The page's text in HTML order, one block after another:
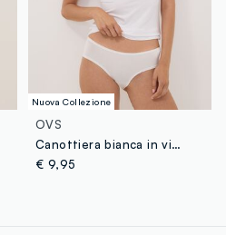
Nuova Collezione
OVS
Canottiera bianca in viscosa elasticizzata con scollo profondo a V in pizzo
€ 9,95